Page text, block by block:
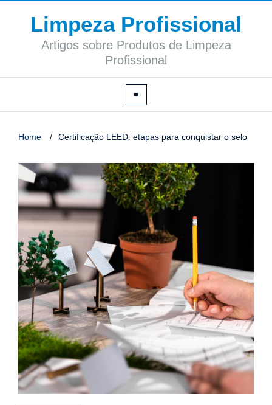
Limpeza Profissional
Artigos sobre Produtos de Limpeza
Profissional
Home / Certificação LEED: etapas para conquistar o selo